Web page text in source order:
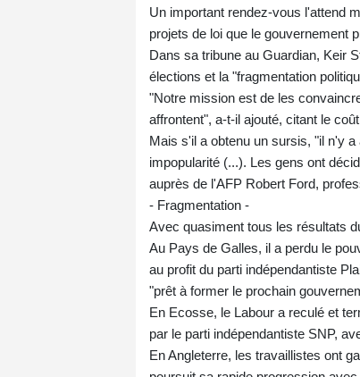
Un important rendez-vous l'attend
projets de loi que le gouvernement
Dans sa tribune au Guardian, Keir
élections et la "fragmentation
"Notre mission est de les
affrontent", a-t-il ajouté, citant le
Mais s'il a obtenu un sursis, "il n'y
impopularité (...). Les gens ont
auprès de l'AFP Robert Ford,
- Fragmentation -
Avec quasiment tous les résultats
Au Pays de Galles, il a perdu le
au profit du parti indépendantiste
"prêt à former le prochain
En Ecosse, le Labour a reculé et
par le parti indépendantiste SNP,
En Angleterre, les travaillistes ont